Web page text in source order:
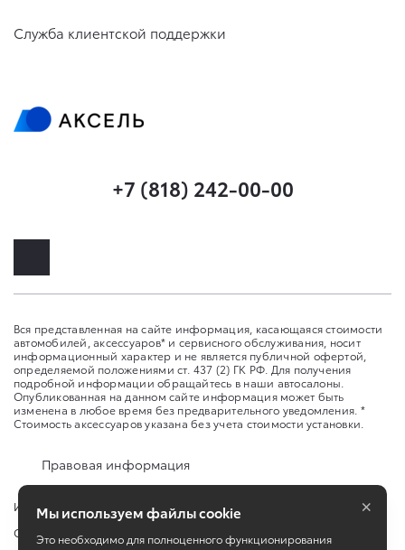
Служба клиентской поддержки
+7 (818) 242-00-00
Вся представленная на сайте информация, касающаяся стоимости
автомобилей, аксессуаров* и сервисного обслуживания, носит
информационный характер и не является публичной офертой,
определяемой положениями ст. 437 (2) ГК РФ. Для получения
подробной информации обращайтесь в наши автосалоны.
Опубликованная на данном сайте информация может быть
изменена в любое время без предварительного уведомления. *
Стоимость аксессуаров указана без учета стоимости установки.
Правовая информация
Изменить настройку cookies
Сбросить cookie
Мы используем файлы cookie
Это необходимо для полноценного функционирования
×